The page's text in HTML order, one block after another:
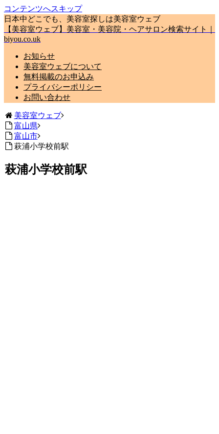
コンテンツへスキップ
日本中どこでも、美容室探しは美容室ウェブ
【美容室ウェブ】美容室・美容院・ヘアサロン検索サイト｜
biyou.co.uk
お知らせ
美容室ウェブについて
無料掲載のお申込み
プライバシーポリシー
お問い合わせ
美容室ウェブ
富山県
富山市
萩浦小学校前駅
萩浦小学校前駅